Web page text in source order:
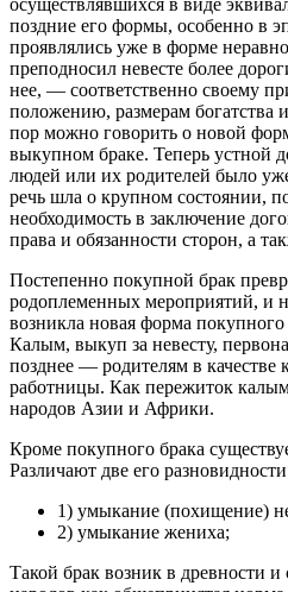
поздние его формы, особенно в
проявлялись уже в форме
преподносил невесте более
нее, — соответственно своему
положению, размерам богатства
пор можно говорить о новой
выкупном браке. Теперь устной
людей или их родителей было
речь шла о крупном состоянии,
необходимость в заключение
права и обязанности сторон, а
Постепенно покупной брак
родоплеменных мероприятий, и
возникла новая форма
Калым, выкуп за невесту,
позднее — родителям в качестве
работницы. Как пережиток
народов Азии и Африки.
Кроме покупного брака
Различают две его
1) умыкание (похищение)
2) умыкание жениха;
Такой брак возник в древности